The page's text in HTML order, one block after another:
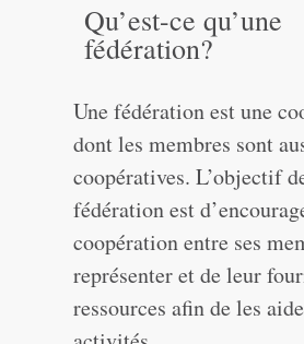
Qu’est-ce qu’une
fédération?
Une fédération est une
dont les membres sont
coopératives. L’objectif
fédération est
coopération entre ses
représenter et de leur
ressources afin de les